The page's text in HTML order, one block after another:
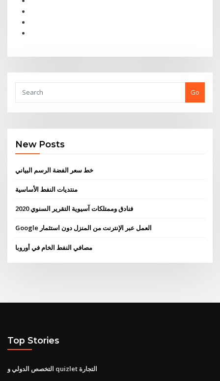
Go
New Posts
خط سعر الفضة الرسم البياني
منتديات النفط الأساسية
فنادق وممتلكات آسيوية التقرير السنوي 2020
Google العمل عبر الإنترنت من المنزل دون استثمار
مصافي النفط الخام في أوروبا
Top Stories
التخصص الدولي و quizlet التجارة